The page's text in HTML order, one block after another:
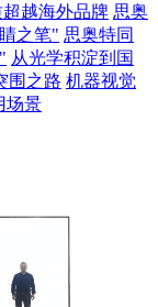
越海外品牌 思奥
之笔" 思奥特同
从光学积淀到国
围之路 机器视觉
场景